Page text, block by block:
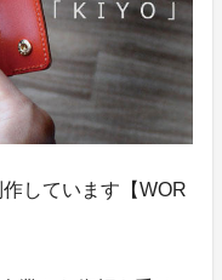
しています【WOR